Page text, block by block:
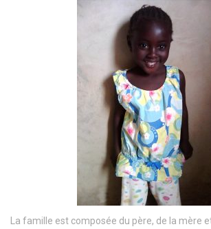
La famille est composée du père, de la mère